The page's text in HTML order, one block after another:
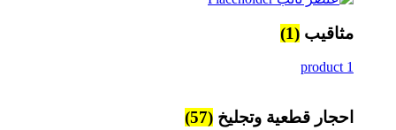
مثاقيب (1)
1 product
احجار قطعية وتجليخ (57)